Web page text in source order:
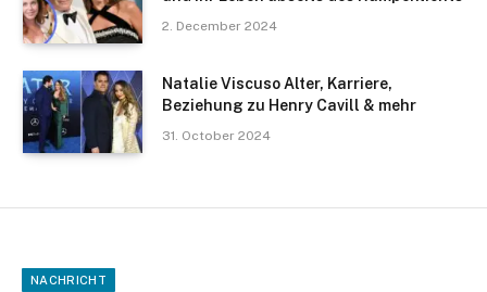
2. December 2024
Natalie Viscuso Alter, Karriere,
Beziehung zu Henry Cavill & mehr
31. October 2024
NACHRICHT